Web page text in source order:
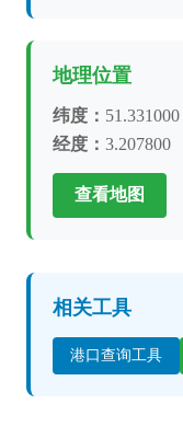
地理位置
纬度： 51.331000
经度： 3.207800
查看地图
相关工具
港口查询工具